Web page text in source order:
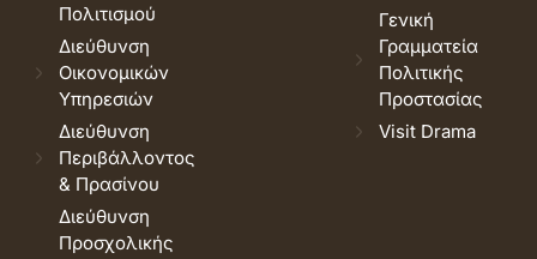
Πολιτισμού
Διεύθυνση
Οικονομικών
Υπηρεσιών
Διεύθυνση
Περιβάλλοντος
& Πρασίνου
Διεύθυνση
Προσχολικής
Γενική
Γραμματεία
Πολιτικής
Προστασίας
Visit Drama